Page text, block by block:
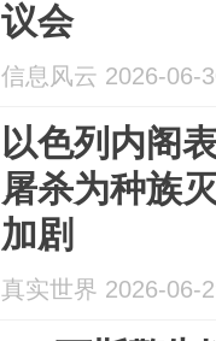
议会
信息风云 2026-06-
以色列内阁
屠杀为种族
加剧
真实世界 2026-06-